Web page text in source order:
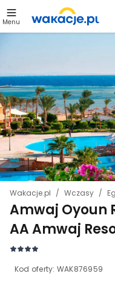
Menu
Wakacje.pl Wczasy
Amwaj Oyoun
AA Amwaj
Kod oferty: WAK876959